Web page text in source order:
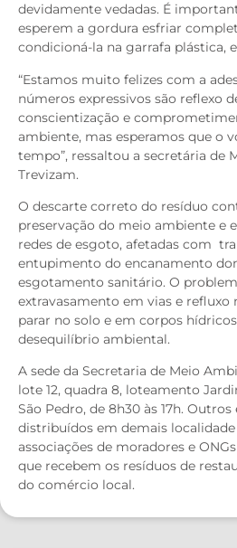
devidamente vedadas. É
esperem a gordura esfriar
condicioná-la na garrafa plástica,
“Estamos muito felizes com a
números expressivos são reflexo
conscientização e
ambiente, mas esperamos que o
tempo”, ressaltou a secretária de
Trevizam.
O descarte correto do resíduo
preservação do meio ambiente e
redes de esgoto, afetadas com
entupimento do encanamento
esgotamento sanitário. O
extravasamento em vias e refluxo
parar no solo e em corpos
desequilíbrio ambiental.
A sede da Secretaria de Meio
lote 12, quadra 8, loteamento
São Pedro, de 8h30 às 17h.
distribuídos em demais
associações de moradores e
que recebem os resíduos de
do comércio local.